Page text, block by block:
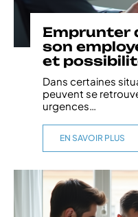
Emprunter
son
et
Dans certaines
peuvent se
urgences…
EN SAVOIR PLUS